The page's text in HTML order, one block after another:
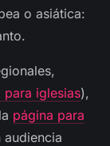
o asiática:
para iglesias),
página para
audiencia